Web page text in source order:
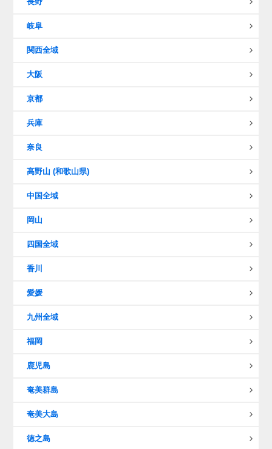
岐阜
関西全域
大阪
京都
兵庫
奈良
高野山 (和歌山県)
中国全域
岡山
四国全域
香川
愛媛
九州全域
福岡
鹿児島
奄美群島
奄美大島
徳之島